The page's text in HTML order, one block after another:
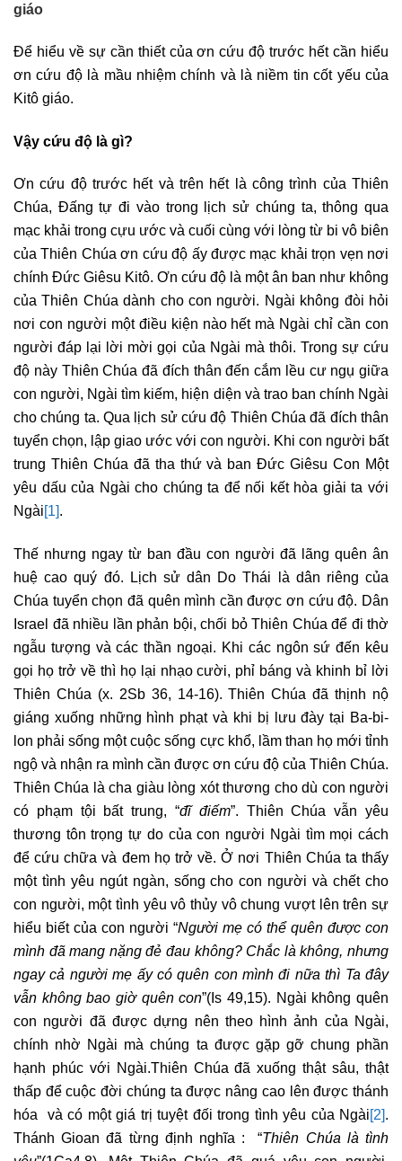
giáo
Để hiểu về sự cần thiết của ơn cứu độ trước hết cần hiểu
ơn cứu độ là mầu nhiệm chính và là niềm tin cốt yếu của
Kitô giáo.
Vậy cứu độ là gì?
Ơn cứu độ trước hết và trên hết là công trình của Thiên
Chúa, Đấng tự đi vào trong lịch sử chúng ta, thông qua
mạc khải trong cựu ước và cuối cùng với lòng từ bi vô biên
của Thiên Chúa ơn cứu độ ấy được mạc khải trọn vẹn nơi
chính Đức Giêsu Kitô. Ơn cứu độ là một ân ban như không
của Thiên Chúa dành cho con người. Ngài không đòi hỏi
nơi con người một điều kiện nào hết mà Ngài chỉ cần con
người đáp lại lời mời gọi của Ngài mà thôi. Trong sự cứu
độ này Thiên Chúa đã đích thân đến cắm lều cư ngụ giữa
con người, Ngài tìm kiếm, hiện diện và trao ban chính Ngài
cho chúng ta. Qua lịch sử cứu độ Thiên Chúa đã đích thân
tuyển chọn, lập giao ước với con người. Khi con người bất
trung Thiên Chúa đã tha thứ và ban Đức Giêsu Con Một
yêu dấu của Ngài cho chúng ta để nối kết hòa giải ta với
Ngài[1].
Thế nhưng ngay từ ban đầu con người đã lãng quên ân
huệ cao quý đó. Lịch sử dân Do Thái là dân riêng của
Chúa tuyển chọn đã quên mình cần được ơn cứu độ. Dân
Israel đã nhiều lần phản bội, chối bỏ Thiên Chúa để đi thờ
ngẫu tượng và các thần ngoại. Khi các ngôn sứ đến kêu
gọi họ trở về thì họ lại nhạo cười, phỉ báng và khinh bỉ lời
Thiên Chúa (x. 2Sb 36, 14-16). Thiên Chúa đã thịnh nộ
giáng xuống những hình phạt và khi bị lưu đày tại Ba-bi-
lon phải sống một cuộc sống cực khổ, lầm than họ mới tỉnh
ngộ và nhận ra mình cần được ơn cứu độ của Thiên Chúa.
Thiên Chúa là cha giàu lòng xót thương cho dù con người
có phạm tội bất trung, “đĩ điếm”. Thiên Chúa vẫn yêu
thương tôn trọng tự do của con người Ngài tìm mọi cách
để cứu chữa và đem họ trở về. Ở nơi Thiên Chúa ta thấy
một tình yêu ngút ngàn, sống cho con người và chết cho
con người, một tình yêu vô thủy vô chung vượt lên trên sự
hiểu biết của con người “Người mẹ có thể quên được con
mình đã mang nặng đẻ đau không? Chắc là không, nhưng
ngay cả người mẹ ấy có quên con mình đi nữa thì Ta đây
vẫn không bao giờ quên con”(Is 49,15). Ngài không quên
con người đã được dựng nên theo hình ảnh của Ngài,
chính nhờ Ngài mà chúng ta được gặp gỡ chung phần
hạnh phúc với Ngài.Thiên Chúa đã xuống thật sâu, thật
thấp để cuộc đời chúng ta được nâng cao lên được thánh
hóa và có một giá trị tuyệt đối trong tình yêu của Ngài[2].
Thánh Gioan đã từng định nghĩa : “Thiên Chúa là tình